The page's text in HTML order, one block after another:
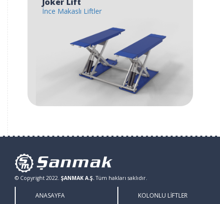
İnce Makaslı Liftler
© Copyright 2022. ŞANMAK A.Ş. Tüm hakları saklıdır.
ANASAYFA KOLONLU LİFTLER